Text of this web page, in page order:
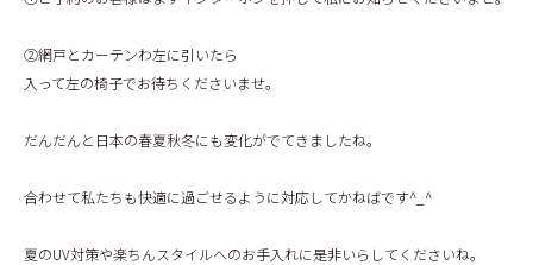
②網戸とカーテンわ左に引いたら
入って左の椅子でお待ちくださいませ。
だんだんと日本の春夏秋冬にも変化がでてきましたね。
合わせて私たちも快適に過ごせるように対応してかねばです^_^
夏のUV対策や楽ちんスタイルへのお手入れに是非いらしてくださいね。